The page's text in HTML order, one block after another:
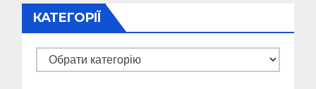
КАТЕГОРІЇ
Категорії